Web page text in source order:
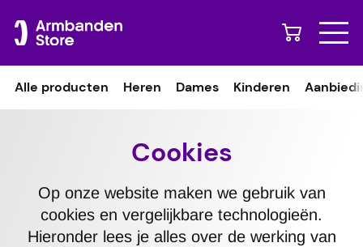
Alle producten Heren Dames Kinderen
Cookies
Op onze website maken we gebruik van
cookies en vergelijkbare technologieën.
Hieronder lees je alles over de werking van